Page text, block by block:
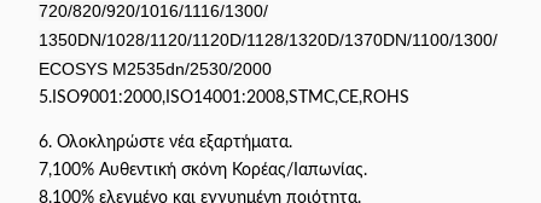
720/820/920/1016/1116/1300/
1350DN/1028/1120/1120D/1128/1320D/1370DN/1100/1300/
ECOSYS M2535dn/2530/2000
5.ISO9001:2000,ISO14001:2008,STMC,CE,ROHS
6. Ολοκληρώστε νέα εξαρτήματα.
7,100% Αυθεντική σκόνη Κορέας/Ιαπωνίας.
8.100% ελεγμένο και εγγυημένη ποιότητα.